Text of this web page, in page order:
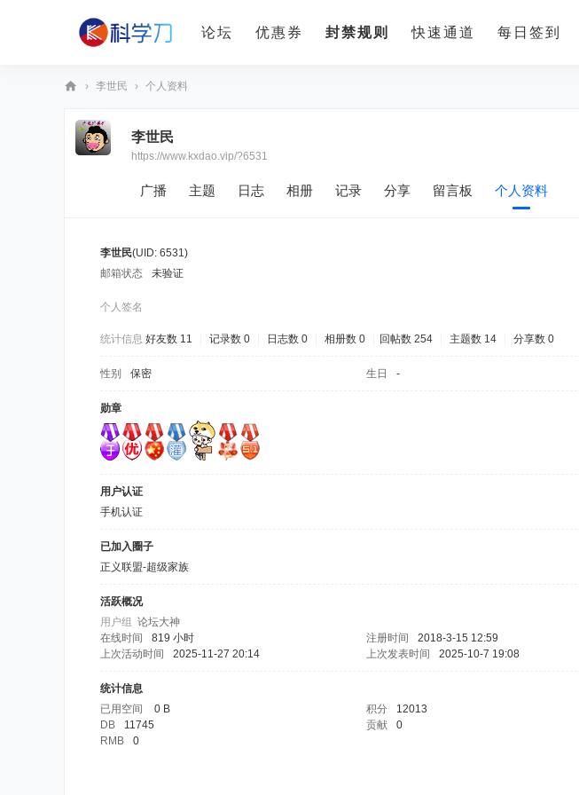
论坛 优惠券 封禁规则 快速通道 每日签到
学
› 李世民 › 个人资料
李世民
https://www.kxdao.vip/?6531
广播 主题 日志 相册 记录 分享 留言板 个人资料
李世民(UID: 6531)
邮箱状态
未验证
个人签名
统计信息 好友数 11 记录数 0 日志数 0 相册数 0 回帖数 254 主题数 14 分享数 0
性别 保密 生日 -
勋章
用户认证
手机认证
已加入圈子
正义联盟-超级家族
活跃概况
用户组 论坛大神
在线时间
819 小时 注册时间 2018-3-15 12:59
上次活动时间
2025-11-27 20:14 上次发表时间 2025-10-7 19:08
统计信息
已用空间
0 B 积分 12013
DB
11745 贡献 0
RMB
0